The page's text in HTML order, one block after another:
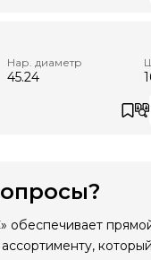
Нар. диаметр
45.24